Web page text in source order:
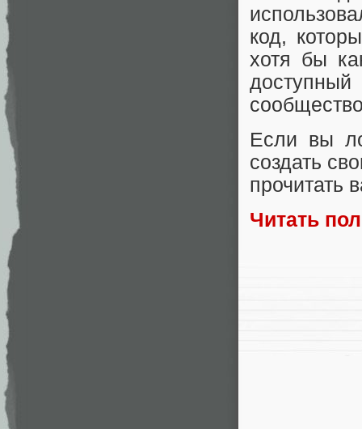
код,
хотя бы
Если вы
создать
прочитать
Читать